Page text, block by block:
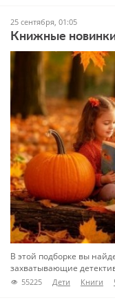
25 сентября, 01:05
Книжные
В этой подборке вы
захватывающие
55225 Дети Книги